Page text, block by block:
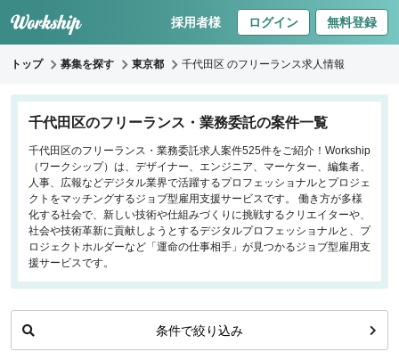
採用者様 ログイン 無料登録
トップ 募集を探す 東京都 千代田区 のフリーランス求人情報
千代田区のフリーランス・業務委託の案件一覧
千代田区のフリーランス・業務委託求人案件525件をご紹介！Workship
（ワークシップ）は、デザイナー、エンジニア、マーケター、編集者、
人事、広報などデジタル業界で活躍するプロフェッショナルとプロジェ
クトをマッチングするジョブ型雇用支援サービスです。 働き方が多様
化する社会で、新しい技術や仕組みづくりに挑戦するクリエイターや、
社会や技術革新に貢献しようとするデジタルプロフェッショナルと、プ
ロジェクトホルダーなど「運命の仕事相手」が見つかるジョブ型雇用支
援サービスです。
条件で絞り込み
キーワードで探す
職種
フロントエンドエンジニア
バックエンドエンジニア
インフラエンジニア
iOS/Androidアプリエンジニア
データサイエンティスト